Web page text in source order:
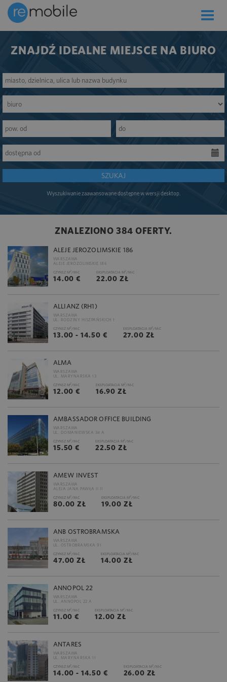
Toggle
ZNAJDŹ IDEALNE MIEJSCE NA BIURO
SZUKAJ
Wyszukiwanie zaawansowane dostępne w wersji desktop.
ZNALEZIONO 384 OFERTY.
ALEJE JEROZOLIMSKIE 186
WARSZAWA
ALEJE JEROZOLIMSKIE 186
CZYNSZ M2 /M-C
14.00 €
EKSPLOATACJA M2 /M-C
22.00 ZŁ
ALLIANZ (RH1)
WARSZAWA
UL. RODZINY HISZPAŃSKICH 1
CZYNSZ M2 /M-C
13.00 - 14.50 €
EKSPLOATACJA M2 /M-C
27.00 ZŁ
ALMA
WARSZAWA
UL. MARYNARSKA 13
CZYNSZ M2 /M-C
12.00 €
EKSPLOATACJA M2 /M-C
16.90 ZŁ
AMBASSADOR OFFICE BUILDING
WARSZAWA
UL. DOMANIEWSKA 34 A
CZYNSZ M2 /M-C
15.50 €
EKSPLOATACJA M2 /M-C
22.50 ZŁ
AMEW INVEST
WARSZAWA
ALEJA JANA PAWŁA II 11
CZYNSZ M2 /M-C
80.00 ZŁ
EKSPLOATACJA M2 /M-C
19.00 ZŁ
ANB OSTROBRAMSKA
WARSZAWA
UL. OSTROBRAMSKA 91
CZYNSZ M2 /M-C
47.00 ZŁ
EKSPLOATACJA M2 /M-C
14.00 ZŁ
ANNOPOL 22
WARSZAWA
UL. ANNOPOL 22 A
CZYNSZ M2 /M-C
11.00 €
EKSPLOATACJA M2 /M-C
12.00 ZŁ
ANTARES
WARSZAWA
UL. MARYNARSKA 11
CZYNSZ M2 /M-C
14.00 - 14.50 €
EKSPLOATACJA M2 /M-C
26.00 ZŁ